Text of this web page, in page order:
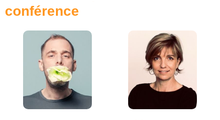
conférence